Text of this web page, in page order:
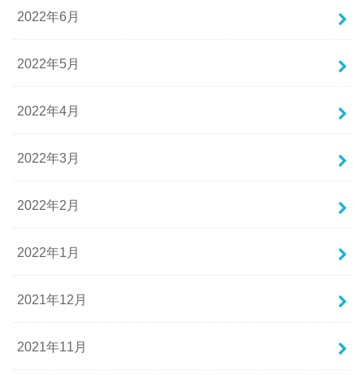
2022年6月
2022年5月
2022年4月
2022年3月
2022年2月
2022年1月
2021年12月
2021年11月